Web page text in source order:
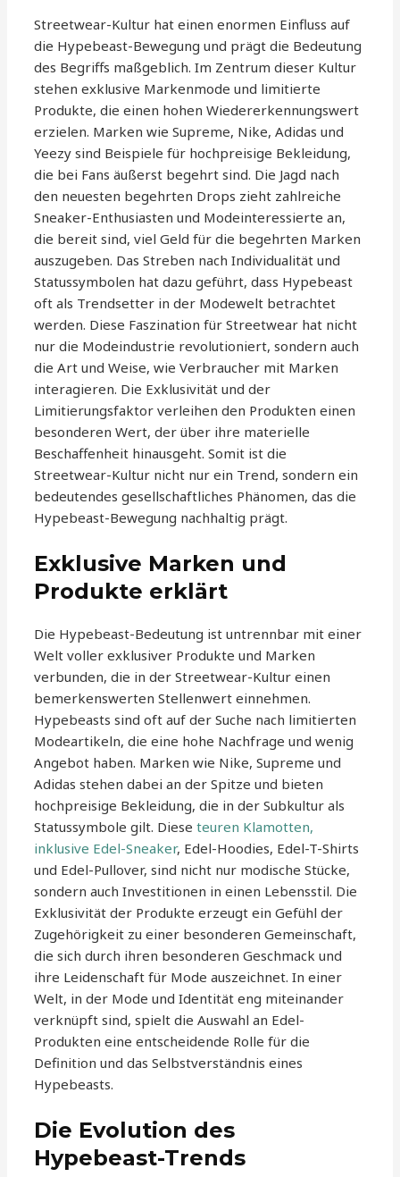
Streetwear-Kultur hat einen enormen Einfluss auf
die Hypebeast-Bewegung und prägt die Bedeutung
des Begriffs maßgeblich. Im Zentrum dieser Kultur
stehen exklusive Markenmode und limitierte
Produkte, die einen hohen Wiedererkennungswert
erzielen. Marken wie Supreme, Nike, Adidas und
Yeezy sind Beispiele für hochpreisige Bekleidung,
die bei Fans äußerst begehrt sind. Die Jagd nach
den neuesten begehrten Drops zieht zahlreiche
Sneaker-Enthusiasten und Modeinteressierte an,
die bereit sind, viel Geld für die begehrten Marken
auszugeben. Das Streben nach Individualität und
Statussymbolen hat dazu geführt, dass Hypebeast
oft als Trendsetter in der Modewelt betrachtet
werden. Diese Faszination für Streetwear hat nicht
nur die Modeindustrie revolutioniert, sondern auch
die Art und Weise, wie Verbraucher mit Marken
interagieren. Die Exklusivität und der
Limitierungsfaktor verleihen den Produkten einen
besonderen Wert, der über ihre materielle
Beschaffenheit hinausgeht. Somit ist die
Streetwear-Kultur nicht nur ein Trend, sondern ein
bedeutendes gesellschaftliches Phänomen, das die
Hypebeast-Bewegung nachhaltig prägt.
Exklusive Marken und
Produkte erklärt
Die Hypebeast-Bedeutung ist untrennbar mit einer
Welt voller exklusiver Produkte und Marken
verbunden, die in der Streetwear-Kultur einen
bemerkenswerten Stellenwert einnehmen.
Hypebeasts sind oft auf der Suche nach limitierten
Modeartikeln, die eine hohe Nachfrage und wenig
Angebot haben. Marken wie Nike, Supreme und
Adidas stehen dabei an der Spitze und bieten
hochpreisige Bekleidung, die in der Subkultur als
Statussymbole gilt. Dieseteuren Klamotten,
inklusive Edel-Sneaker, Edel-Hoodies, Edel-T-Shirts
und Edel-Pullover, sind nicht nur modische Stücke,
sondern auch Investitionen in einen Lebensstil. Die
Exklusivität der Produkte erzeugt ein Gefühl der
Zugehörigkeit zu einer besonderen Gemeinschaft,
die sich durch ihren besonderen Geschmack und
ihre Leidenschaft für Mode auszeichnet. In einer
Welt, in der Mode und Identität eng miteinander
verknüpft sind, spielt die Auswahl an Edel-
Produkten eine entscheidende Rolle für die
Definition und das Selbstverständnis eines
Hypebeasts.
Die Evolution des
Hypebeast-Trends